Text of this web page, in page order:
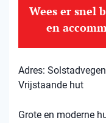
Wees er snel
en
Adres:
Vrijstaande hut
Grote en moderne